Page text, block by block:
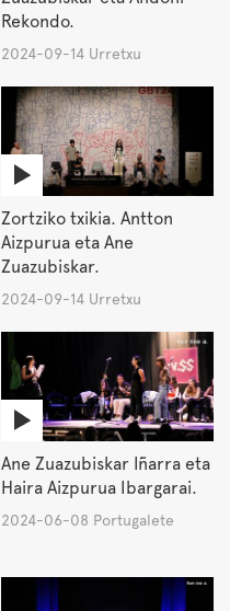
Rekondo.
2024-09-14 Urretxu
Zortziko txikia. Antton
Aizpurua eta Ane
Zuazubiskar.
2024-09-14 Urretxu
Ane Zuazubiskar Iñarra eta
Haira Aizpurua Ibargarai.
2024-06-08 Portugalete